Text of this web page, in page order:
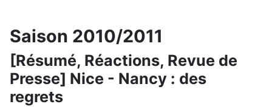
Saison 2010/2011
[Résumé, Réactions, Revue de
Presse] Nice - Nancy : des
regrets